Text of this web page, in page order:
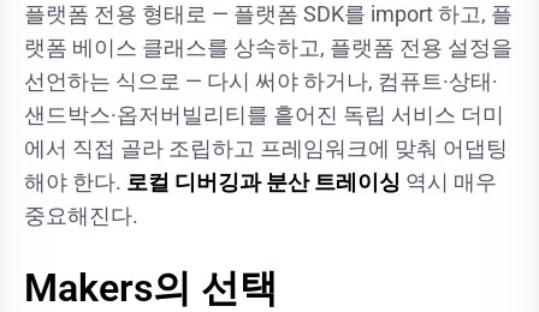
플랫폼 전용 형태로 — 플랫폼 SDK를 import 하고, 플
랫폼 베이스 클래스를 상속하고, 플랫폼 전용 설정을
선언하는 식으로 — 다시 써야 하거나, 컴퓨트·상태·
샌드박스·옵저버빌리티를 흩어진 독립 서비스 더미
에서 직접 골라 조립하고 프레임워크에 맞춰 어댑팅
해야 한다. 로컬 디버깅과 분산 트레이싱 역시 매우
중요해진다.
Makers의 선택